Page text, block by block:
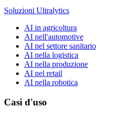
Soluzioni Ultralytics
AI in agricoltura
AI nell'automotive
AI nel settore sanitario
AI nella logistica
AI nella produzione
AI nel retail
AI nella robotica
Casi d'uso